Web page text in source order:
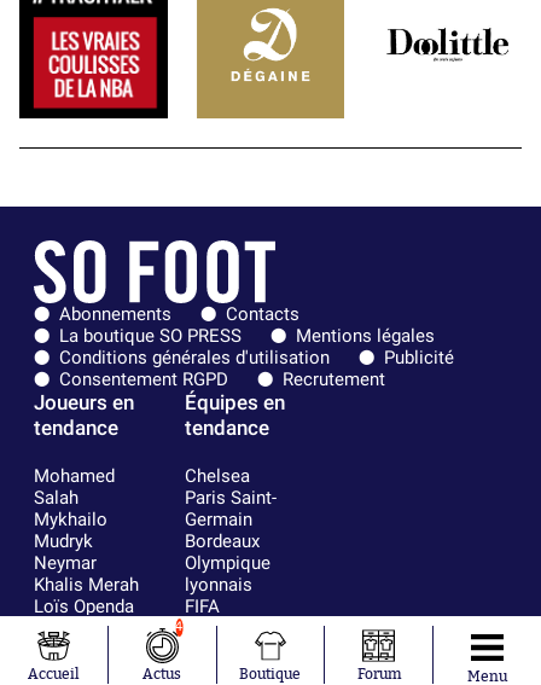
Abonnements
Contacts
La boutique SO PRESS
Mentions légales
Conditions générales d'utilisation
Publicité
Consentement RGPD
Recrutement
Joueurs en
tendance
Mohamed
Salah
Mykhailo
Mudryk
Neymar
Khalis Merah
Loïs Openda
Moussa
Niakhaté
Nicolás
Équipes en
tendance
Chelsea
Paris Saint-
Germain
Bordeaux
Olympique
lyonnais
FIFA
Real Madrid
RC Strasbourg
AC Milan
Accueil
4
Actus Boutique Forum Menu